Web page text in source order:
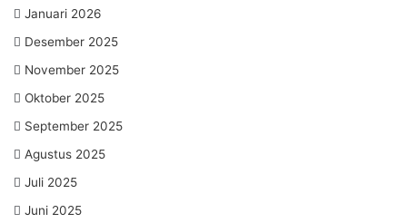
Januari 2026
Desember 2025
November 2025
Oktober 2025
September 2025
Agustus 2025
Juli 2025
Juni 2025